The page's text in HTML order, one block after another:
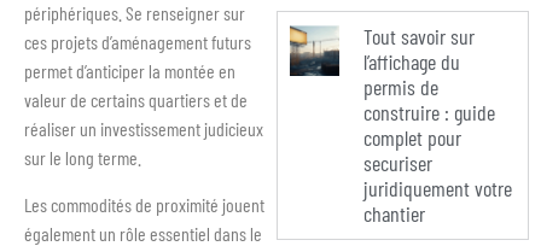
périphériques. Se renseigner sur
ces projets d’aménagement futurs
permet d’anticiper la montée en
valeur de certains quartiers et de
réaliser un investissement judicieux
sur le long terme.
Les commodités de proximité jouent
également un rôle essentiel dans le
Tout savoir sur
l’affichage du
permis de
construire : guide
complet pour
securiser
juridiquement votre
chantier